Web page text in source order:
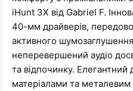
iHunt 3X від Gabriel F.
40-мм драйверів,
активного
неперевершений аудіо
та відпочинку. Елегантний
матеріалами та